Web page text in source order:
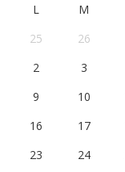
L M
25
26
2
3
9
10
16
17
23
24